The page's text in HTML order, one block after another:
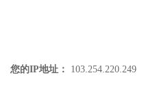
您的IP地址： 103.254.220.249
进步教育